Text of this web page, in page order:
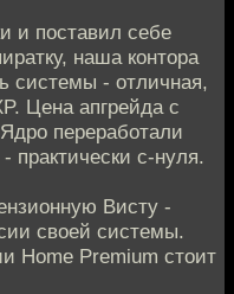
и поставил себе
наша контора
системы - отличная,
Цена апгрейда с
переработали
практически с-нуля.
Висту -
своей системы.
Home Premium стоит